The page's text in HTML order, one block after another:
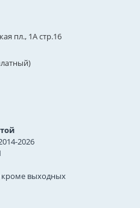
пл., 1А стр.16
2026
кроме выходных